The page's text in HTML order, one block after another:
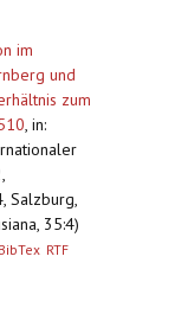
im
und
zum
, in:
Salzburg,
35:4)
BibTex RTF